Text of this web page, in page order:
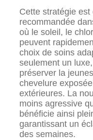
Cette stratégie est
recommandée
où le soleil, le
peuvent
choix de soins
seulement un
préserver la
chevelure
extérieures. La
moins agressive
bénéficie ainsi
garantissant un
des semaines.